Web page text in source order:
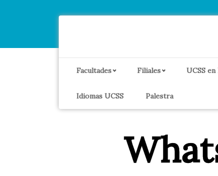
Facultades Filiales UCSS
Idiomas UCSS Palestra